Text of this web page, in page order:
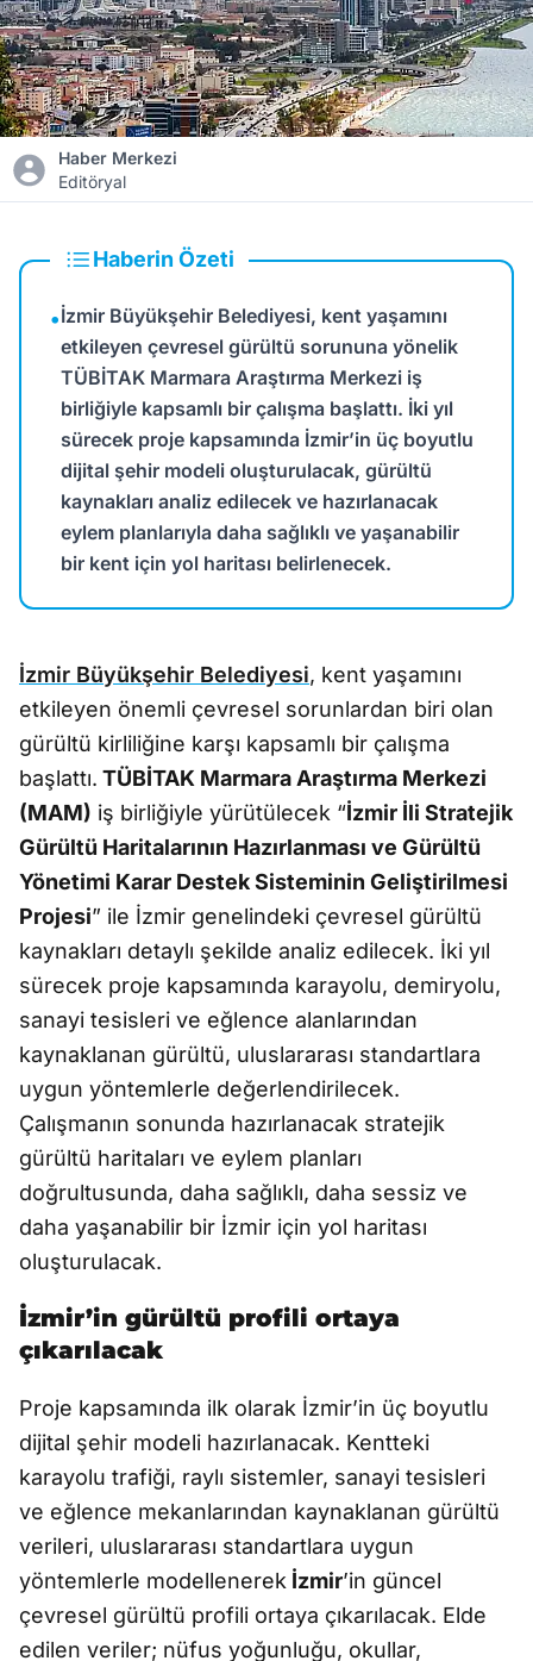
Haber Merkezi
Editöryal
Haberin Özeti
•İzmir Büyükşehir Belediyesi, kent yaşamını
etkileyen çevresel gürültü sorununa yönelik
TÜBİTAK Marmara Araştırma Merkezi iş
birliğiyle kapsamlı bir çalışma başlattı. İki yıl
sürecek proje kapsamında İzmir’in üç boyutlu
dijital şehir modeli oluşturulacak, gürültü
kaynakları analiz edilecek ve hazırlanacak
eylem planlarıyla daha sağlıklı ve yaşanabilir
bir kent için yol haritası belirlenecek.
İzmir Büyükşehir Belediyesi, kent yaşamını
etkileyen önemli çevresel sorunlardan biri olan
gürültü kirliliğine karşı kapsamlı bir çalışma
başlattı. TÜBİTAK Marmara Araştırma Merkezi
(MAM) iş birliğiyle yürütülecek “İzmir İli Stratejik
Gürültü Haritalarının Hazırlanması ve Gürültü
Yönetimi Karar Destek Sisteminin Geliştirilmesi
Projesi” ile İzmir genelindeki çevresel gürültü
kaynakları detaylı şekilde analiz edilecek. İki yıl
sürecek proje kapsamında karayolu, demiryolu,
sanayi tesisleri ve eğlence alanlarından
kaynaklanan gürültü, uluslararası standartlara
uygun yöntemlerle değerlendirilecek.
Çalışmanın sonunda hazırlanacak stratejik
gürültü haritaları ve eylem planları
doğrultusunda, daha sağlıklı, daha sessiz ve
daha yaşanabilir bir İzmir için yol haritası
oluşturulacak.
İzmir’in gürültü profili ortaya
çıkarılacak
Proje kapsamında ilk olarak İzmir’in üç boyutlu
dijital şehir modeli hazırlanacak. Kentteki
karayolu trafiği, raylı sistemler, sanayi tesisleri
ve eğlence mekanlarından kaynaklanan gürültü
verileri, uluslararası standartlara uygun
yöntemlerle modellenerek İzmir’in güncel
çevresel gürültü profili ortaya çıkarılacak. Elde
edilen veriler; nüfus yoğunluğu, okullar,